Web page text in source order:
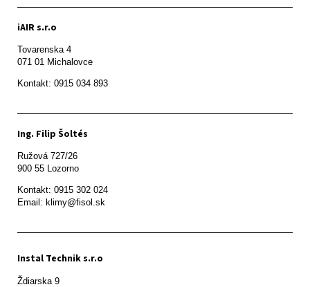
iAIR s.r.o
Tovarenska 4
071 01 Michalovce
Ing. Filip Šoltés
Ružová 727/26
900 55 Lozorno
Kontakt: 0915 302 024
Email: klimy@fisol.sk
Instal Technik s.r.o
Ždiarska 9